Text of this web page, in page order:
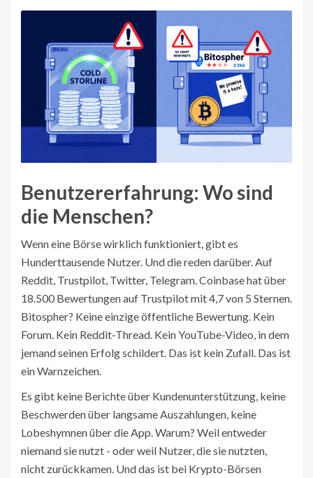
Benutzererfahrung: Wo sind
die Menschen?
Wenn eine Börse wirklich funktioniert, gibt es
Hunderttausende Nutzer. Und die reden darüber. Auf
Reddit, Trustpilot, Twitter, Telegram. Coinbase hat über
18.500 Bewertungen auf Trustpilot mit 4,7 von 5 Sternen.
Bitospher? Keine einzige öffentliche Bewertung. Kein
Forum. Kein Reddit-Thread. Kein YouTube-Video, in dem
jemand seinen Erfolg schildert. Das ist kein Zufall. Das ist
ein Warnzeichen.
Es gibt keine Berichte über Kundenunterstützung, keine
Beschwerden über langsame Auszahlungen, keine
Lobeshymnen über die App. Warum? Weil entweder
niemand sie nutzt - oder weil Nutzer, die sie nutzten,
nicht zurückkamen. Und das ist bei Krypto-Börsen